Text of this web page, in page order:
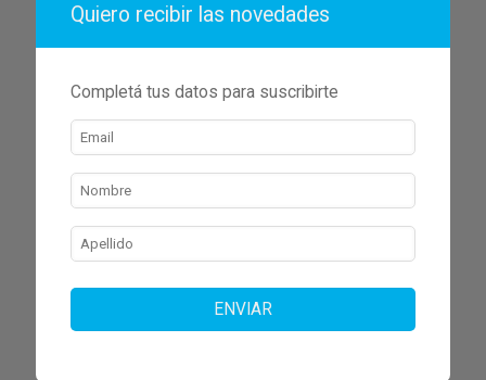
Quiero recibir las novedades
Completá tus datos para suscribirte
ENVIAR